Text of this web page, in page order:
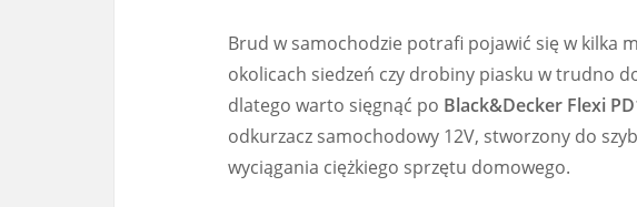
Brud w samochodzie potrafi pojawić się w kilka
okolicach siedzeń czy drobiny piasku w trudno
dlatego warto sięgnąć po Black&Decker Flexi
odkurzacz samochodowy 12V, stworzony do
wyciągania ciężkiego sprzętu domowego.